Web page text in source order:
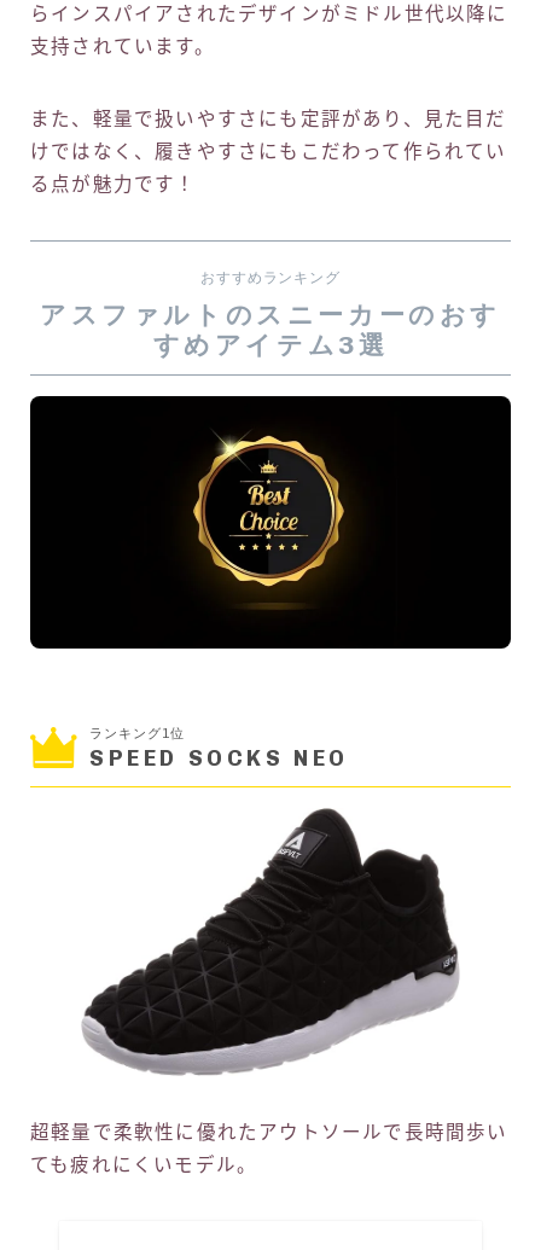
らインスパイアされたデザインがミドル世代以降に
支持されています。
また、軽量で扱いやすさにも定評があり、見た目だ
けではなく、履きやすさにもこだわって作られてい
る点が魅力です！
おすすめランキング
アスファルトのスニーカーのおす
すめアイテム3選
ランキング1位
SPEED SOCKS NEO
超軽量で柔軟性に優れたアウトソールで長時間歩い
ても疲れにくいモデル。